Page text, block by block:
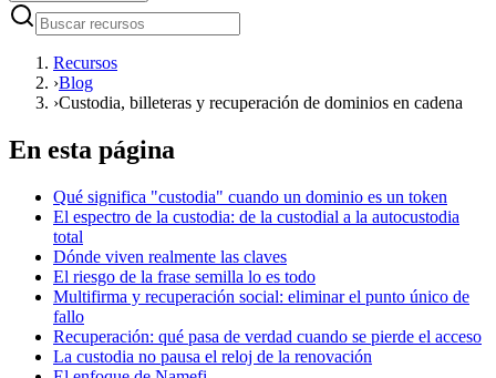
Recursos
›Blog
›Custodia, billeteras y recuperación de dominios en cadena
En esta página
Qué significa "custodia" cuando un dominio es un token
El espectro de la custodia: de la custodial a la autocustodia
total
Dónde viven realmente las claves
El riesgo de la frase semilla lo es todo
Multifirma y recuperación social: eliminar el punto único de
fallo
Recuperación: qué pasa de verdad cuando se pierde el acceso
La custodia no pausa el reloj de la renovación